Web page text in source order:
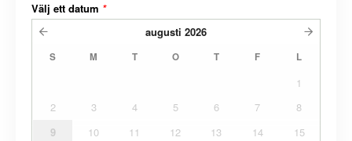
Välj ett datum *
augusti 2026
S M T O T F L
1
2
3 4 5 6 7
8
9
10 11 12 13 14
15